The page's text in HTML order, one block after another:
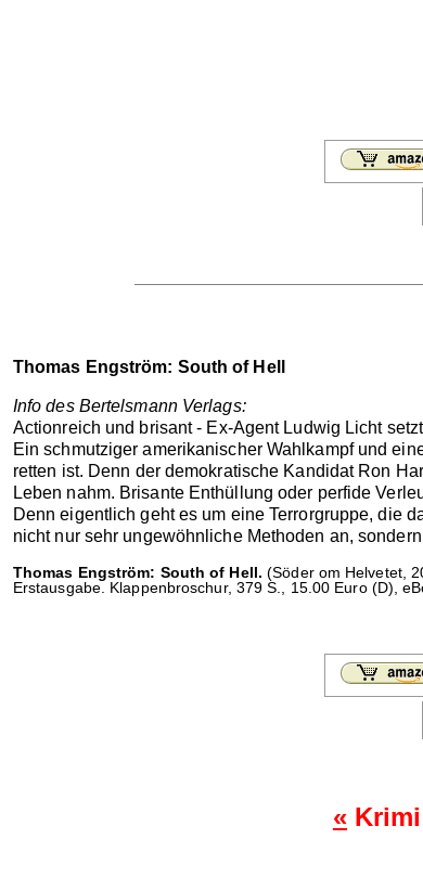
Thomas Engström: South of Hell
Info des Bertelsmann Verlags:
Actionreich und brisant - Ex-Agent Ludwig Licht
Ein schmutziger amerikanischer Wahlkampf und
retten ist. Denn der demokratische Kandidat Ron
Leben nahm. Brisante Enthüllung oder perfide
Denn eigentlich geht es um eine Terrorgruppe, die
nicht nur sehr ungewöhnliche Methoden an,
Thomas Engström: South of Hell. (Söder om Helvetet,
Erstausgabe. Klappenbroschur, 379 S., 15.00 Euro (D),
«